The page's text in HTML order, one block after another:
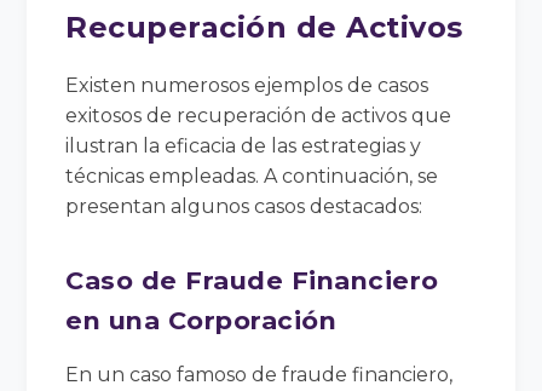
Recuperación de Activos
Existen numerosos ejemplos de casos
exitosos de recuperación de activos que
ilustran la eficacia de las estrategias y
técnicas empleadas. A continuación, se
presentan algunos casos destacados:
Caso de Fraude Financiero
en una Corporación
En un caso famoso de fraude financiero,